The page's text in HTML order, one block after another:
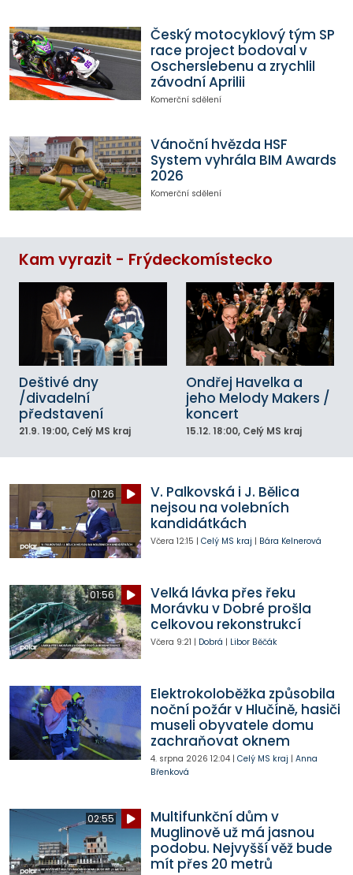
Český motocyklový tým SP
race project bodoval v
Oscherslebenu a zrychlil
závodní Aprilii
Komerční sdělení
Vánoční hvězda HSF
System vyhrála BIM Awards
2026
Komerční sdělení
Kam vyrazit - Frýdeckomístecko
Deštivé dny
/divadelní
představení
21.9. 19:00, Celý MS kraj
Ondřej Havelka a
jeho Melody Makers /
koncert
15.12. 18:00, Celý MS kraj
01:26
V. Palkovská i J. Bělica
nejsou na volebních
kandidátkách
Včera 12:15 | Celý MS kraj | Bára Kelnerová
01:56
Velká lávka přes řeku
Morávku v Dobré prošla
celkovou rekonstrukcí
Včera 9:21 | Dobrá | Libor Běčák
Elektrokoloběžka způsobila
noční požár v Hlučíně, hasiči
museli obyvatele domu
zachraňovat oknem
4. srpna 2026 12:04| Celý MS kraj | Anna
Břenková
02:55
Multifunkční dům v
Muglinově už má jasnou
podobu. Nejvyšší věž bude
mít přes 20 metrů